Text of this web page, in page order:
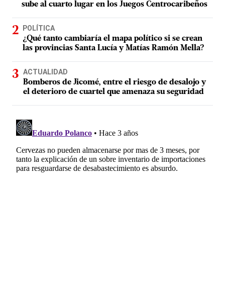
sube al cuarto lugar en los Juegos Centrocaribeños
POLÍTICA
¿Qué tanto cambiaría el mapa político si se crean
las provincias Santa Lucía y Matías Ramón Mella?
ACTUALIDAD
Bomberos de Jicomé, entre el riesgo de desalojo y
el deterioro de cuartel que amenaza su seguridad